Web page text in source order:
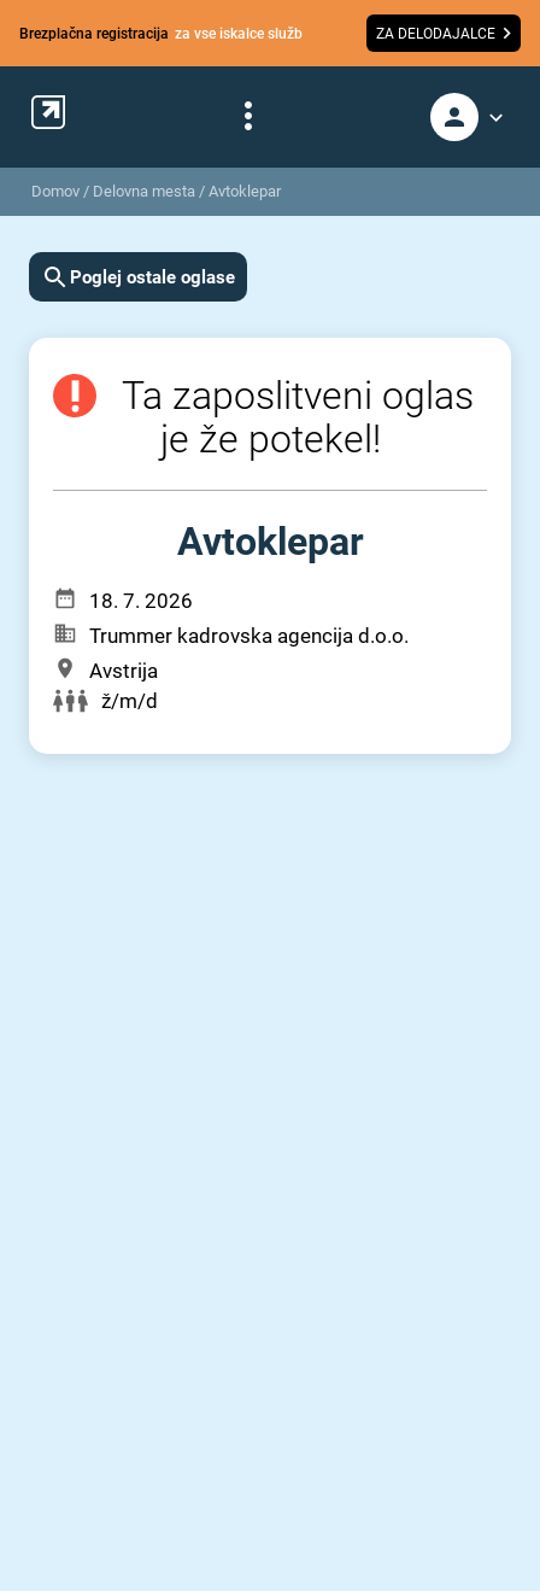
Brezplačna registracija za vse iskalce služb ZA DELODAJALCE
Domov / Delovna mesta / Avtoklepar
Poglej ostale oglase
Ta zaposlitveni oglas
je že potekel!
Avtoklepar
18. 7. 2026
Trummer kadrovska agencija d.o.o.
Avstrija
ž/m/d